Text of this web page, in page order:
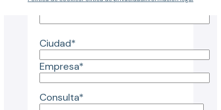
Ciudad*
Empresa*
Consulta*